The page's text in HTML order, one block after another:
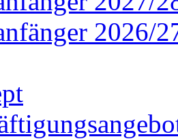
2026/